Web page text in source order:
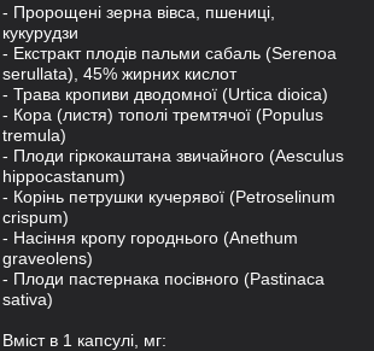
- Пророщені зерна вівса, пшениці,
кукурудзи
- Екстракт плодів пальми сабаль (Serenoa
serullata), 45% жирних кислот
- Трава кропиви дводомної (Urtica dioica)
- Кора (листя) тополі тремтячої (Populus
tremula)
- Плоди гіркокаштана звичайного (Aesculus
hippocastanum)
- Корінь петрушки кучерявої (Petroselinum
crispum)
- Насіння кропу городнього (Anethum
graveolens)
- Плоди пастернака посівного (Pastinaca
sativa)
Вміст в 1 капсулі, мг: